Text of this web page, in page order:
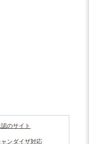
のサイト
ャンダイザ対応